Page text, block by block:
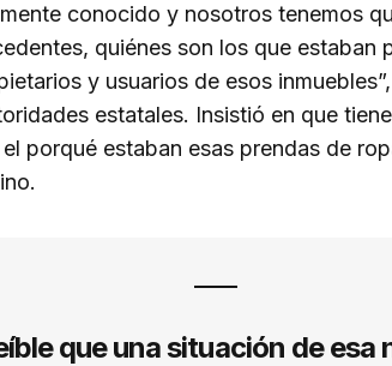
conocido y nosotros tenemos
quiénes son los que estaban
y usuarios de esos
estatales. Insistió en que
porqué estaban esas prendas de
que una situación de esa